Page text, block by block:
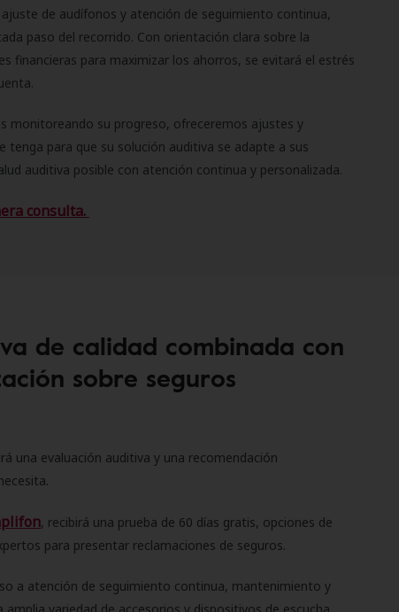
de audífonos y atención de seguimiento continua,
paso del recorrido. Con orientación clara sobre la
financieras para maximizar los ahorros, se evitará el estrés
monitoreando su progreso, ofreceremos ajustes y
tenga para que su solución auditiva se adapte a sus
auditiva posible con atención continua y personalizada.
consulta.
de calidad combinada con
sobre seguros
una evaluación auditiva y una recomendación
, recibirá una prueba de 60 días gratis, opciones de
para presentar reclamaciones de seguros.
a atención de seguimiento continua, mantenimiento y